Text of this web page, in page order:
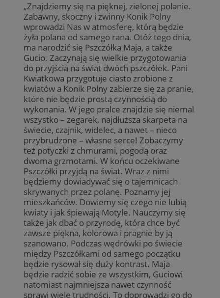
„Znajdziemy się na pięknej, zielonej polanie.
Zabawny, skoczny i zwinny Konik Polny
wprowadzi Nas w atmosferę, którą będzie
żyła polana od samego rana. Otóż tego dnia,
ma narodzić się Pszczółka Maja, a także
Gucio. Zaczynają się wielkie przygotowania
do przyjścia na świat dwóch pszczółek. Pani
Kwiatkowa przygotuje ciasto zrobione z
kwiatów a Konik Polny zabierze się za pranie,
które nie będzie prostą czynnością do
wykonania. W jego pralce znajdzie się niemal
wszystko – zegarek, najdłuższa skarpeta na
świecie, czajnik, widelec, a nawet – nieco
przybrudzone – własne serce! Zobaczymy
też potyczki z chmurami, pogodą oraz
dwoma grzmotami. W końcu oczekiwane
Pszczółki przyjdą na świat. Wraz z nimi
będziemy dowiadywać się o tajemnicach
skrywanych przez polanę. Poznamy jej
mieszkańców. Dowiemy się czego nie lubią
kwiaty i jak śpiewają Motyle. Nauczymy się
także jak dbać o przyrodę, która chce być
zawsze piękna, kolorowa i pragnie by ją
szanowano. Podczas wędrówki po świecie
między Pszczółkami od samego początku
będzie rysował się duży kontrast. Maja
będzie radzić sobie ze wszystkim, Guciowi
natomiast najmniejsza nawet czynność
sprawi wiele trudności. To doprowadzi go do